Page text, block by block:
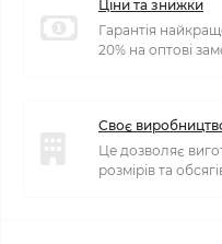
Ціни та знижки
Гарантія
20% на оптові
Своє
Це дозволяє
розмірів та